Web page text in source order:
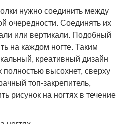
нужно соединить между
очередности. Соединять их
или вертикали. Подобный
на каждом ногте. Таким
креативный дизайн
полностью высохнет, сверху
топ-закрепитель,
рисунок на ногтях в течение